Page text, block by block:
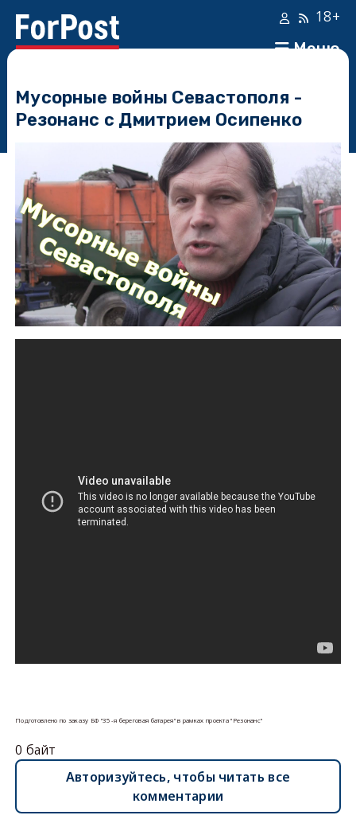
Меню
18+
Мусорные войны Севастополя -
Резонанс с Дмитрием Осипенко
Подготовлено по заказу БФ "35-я береговая батарея" в рамках проекта "Резонанс"
0 байт
Авторизуйтесь, чтобы читать все
комментарии